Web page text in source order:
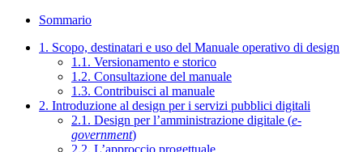
Sommario
1. Scopo, destinatari e uso del Manuale operativo di design
1.1. Versionamento e storico
1.2. Consultazione del manuale
1.3. Contribuisci al manuale
2. Introduzione al design per i servizi pubblici digitali
2.1. Design per l’amministrazione digitale (e-
government)
2.2. L’approccio progettuale